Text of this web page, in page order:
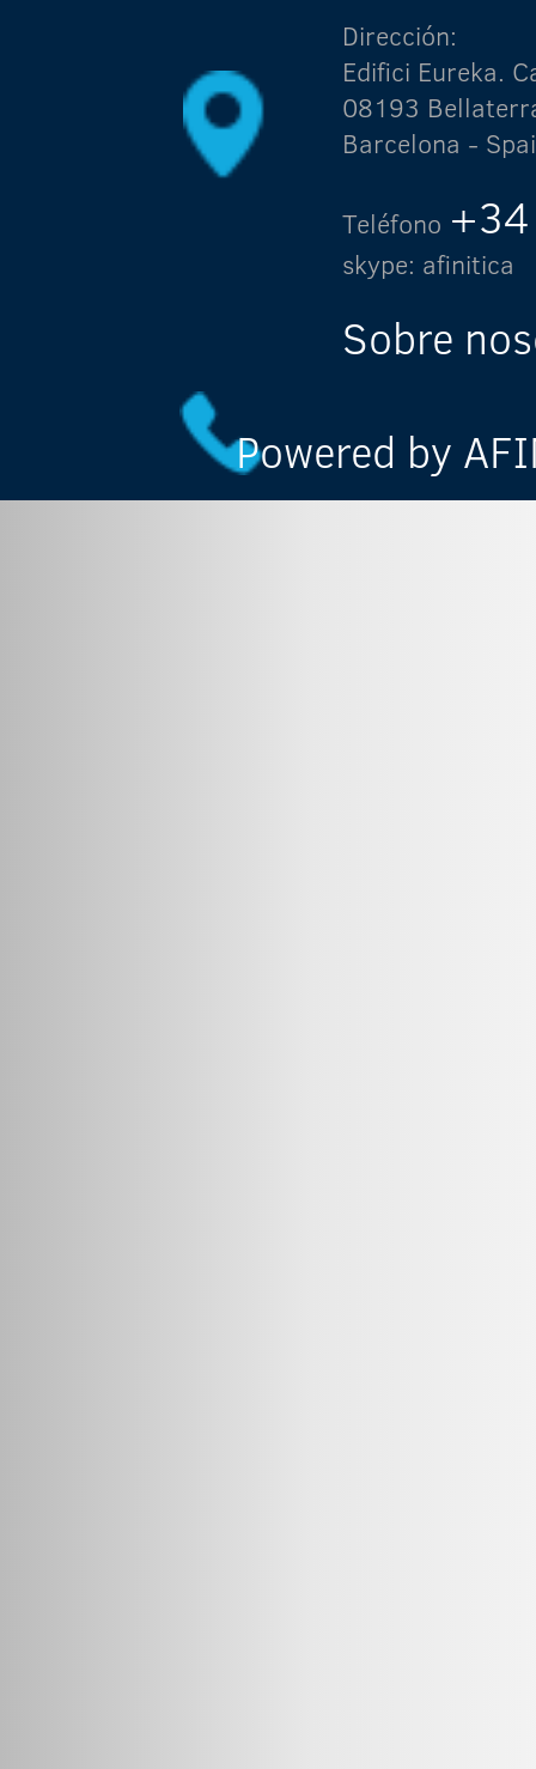
Dirección:
Edifici Eureka.
08193
Barcelona -
Teléfono
skype: afinitica
Sobre
Powered by